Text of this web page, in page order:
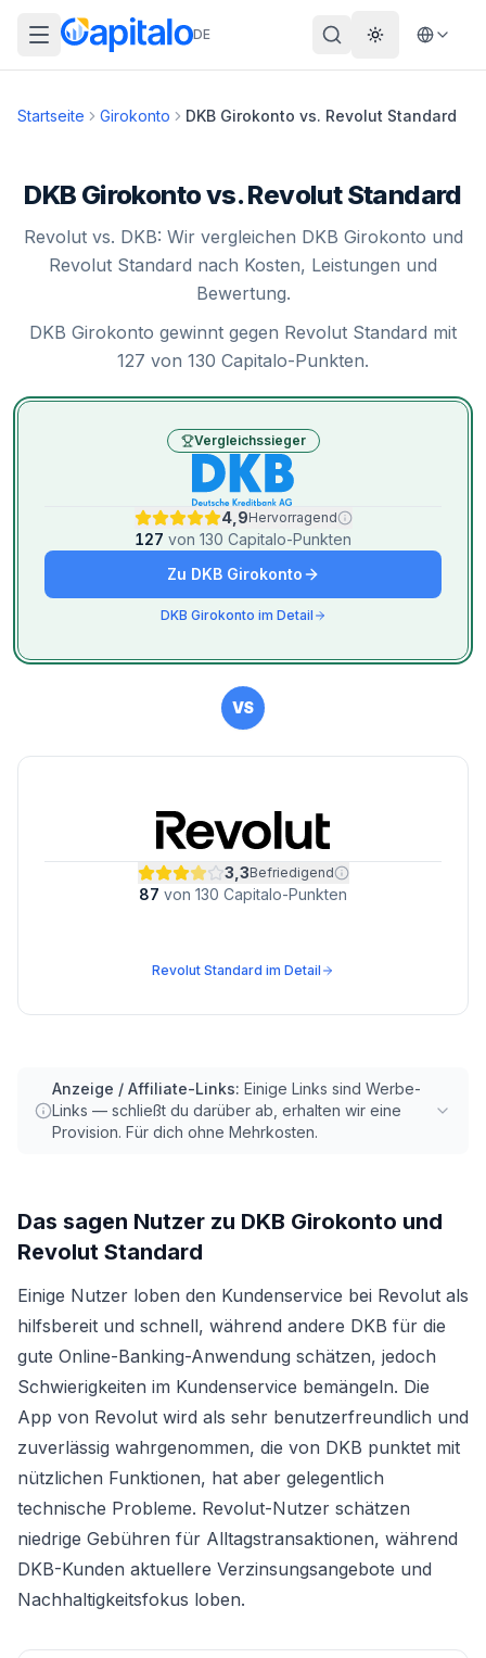
DE Theme
Startseite Girokonto DKB Girokonto vs. Revolut Standard
DKB Girokonto vs. Revolut Standard
Revolut vs. DKB: Wir vergleichen DKB Girokonto und
Revolut Standard nach Kosten, Leistungen und
Bewertung.
DKB Girokonto gewinnt gegen Revolut Standard mit
127 von 130 Capitalo-Punkten.
Vergleichssieger
4,9Hervorragend
127 von 130 Capitalo-Punkten
Zu DKB Girokonto
DKB Girokonto im Detail
VS
3,3Befriedigend
87 von 130 Capitalo-Punkten
Revolut Standard im Detail
Anzeige / Affiliate-Links: Einige Links sind Werbe-
Links — schließt du darüber ab, erhalten wir eine
Provision. Für dich ohne Mehrkosten.
Das sagen Nutzer zu DKB Girokonto und
Revolut Standard
Einige Nutzer loben den Kundenservice bei Revolut als
hilfsbereit und schnell, während andere DKB für die
gute Online-Banking-Anwendung schätzen, jedoch
Schwierigkeiten im Kundenservice bemängeln. Die
App von Revolut wird als sehr benutzerfreundlich und
zuverlässig wahrgenommen, die von DKB punktet mit
nützlichen Funktionen, hat aber gelegentlich
technische Probleme. Revolut-Nutzer schätzen
niedrige Gebühren für Alltagstransaktionen, während
DKB-Kunden aktuellere Verzinsungsangebote und
Nachhaltigkeitsfokus loben.